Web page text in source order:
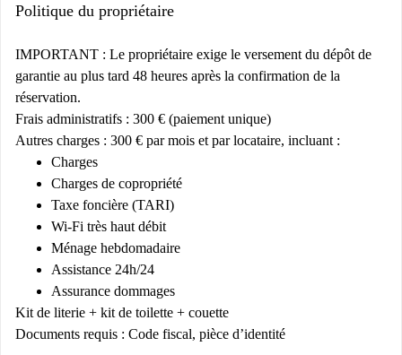
Politique du propriétaire
IMPORTANT : Le propriétaire exige le versement du dépôt de
garantie au plus tard 48 heures après la confirmation de la
réservation.
Frais administratifs : 300 € (paiement unique)
Autres charges : 300 € par mois et par locataire, incluant :
Charges
Charges de copropriété
Taxe foncière (TARI)
Wi-Fi très haut débit
Ménage hebdomadaire
Assistance 24h/24
Assurance dommages
Kit de literie + kit de toilette + couette
Documents requis : Code fiscal, pièce d’identité